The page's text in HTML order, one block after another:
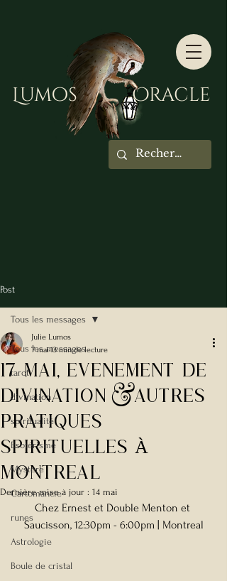
Lumos Oracle
Post
Tous les messages
tarot
divination
spiritualité
Esotérisme
Mystère
Cartomancie
runes
Astrologie
Boule de cristal
Tous les messages
17 Mai, EvEnement de
Divination &autres
pratiques
spirituelles À
MONTREAL
Julie Lumos
7 mai13 min de lecture
Dernière mise à jour : 14 mai
Chez Ernest et Double Menton et
Saucisson, 12:30pm - 6:00pm | Montreal